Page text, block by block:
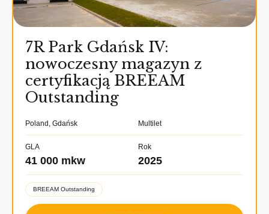
7R Park Gdańsk IV:
nowoczesny magazyn z
certyfikacją BREEAM
Outstanding
Poland, Gdańsk Multilet
GLA
41 000 mkw
Rok
2025
BREEAM Outstanding